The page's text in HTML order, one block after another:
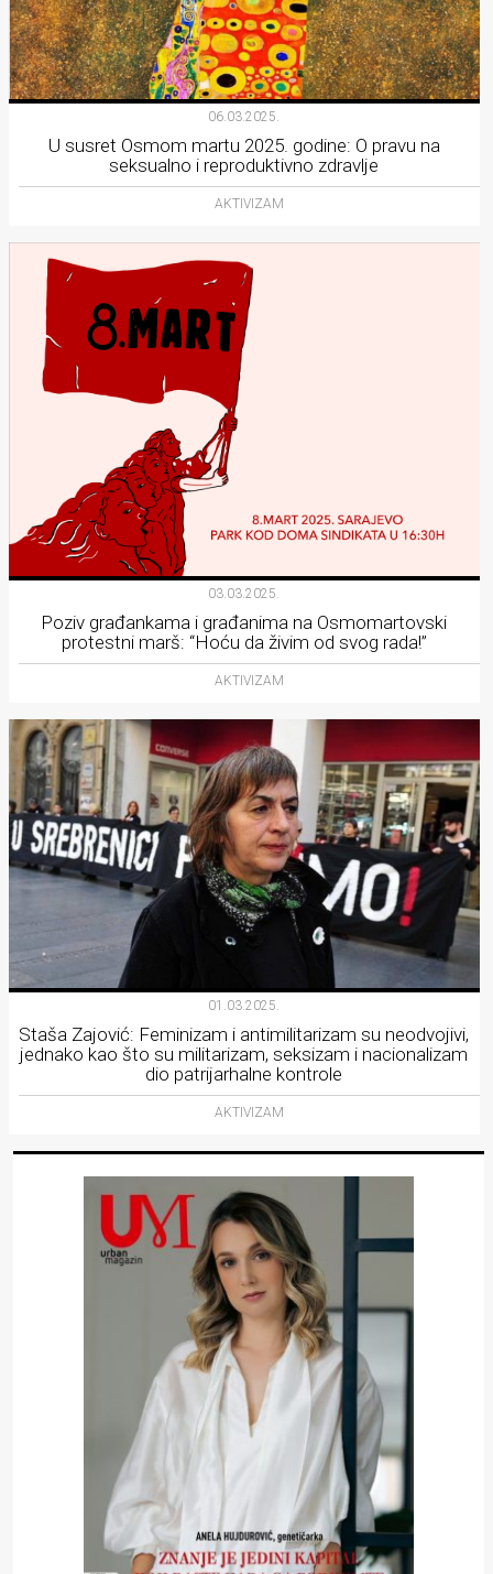
06.03.2025.
U susret Osmom martu 2025. godine: O pravu na
seksualno i reproduktivno zdravlje
AKTIVIZAM
03.03.2025.
Poziv građankama i građanima na Osmomartovski
protestni marš: “Hoću da živim od svog rada!”
AKTIVIZAM
01.03.2025.
Staša Zajović: Feminizam i antimilitarizam su neodvojivi,
jednako kao što su militarizam, seksizam i nacionalizam
dio patrijarhalne kontrole
AKTIVIZAM